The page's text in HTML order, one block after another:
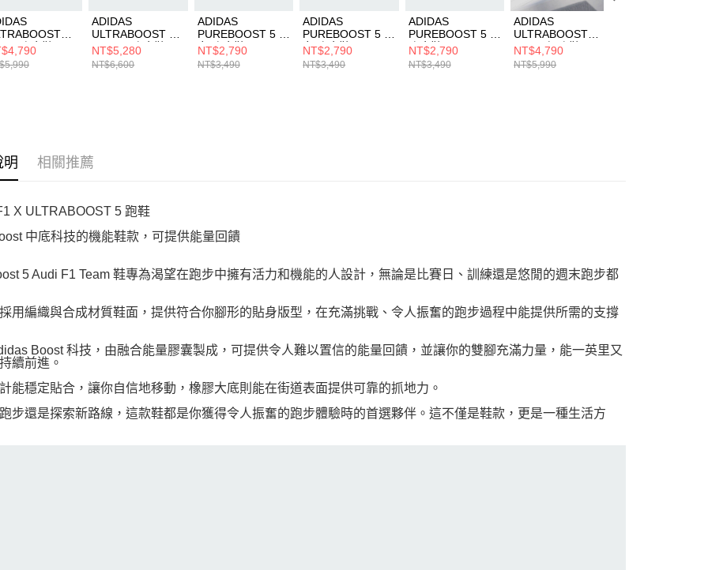
男 跑步鞋
ADIDAS
ULTRABOOST 5
GTX 男 跑步鞋
JQ6631
NT$5,280
NT$6,600
ADIDAS
PUREBOOST 5 W
女 跑步鞋 JQ6912
NT$2,790
NT$3,490
ADIDAS
PUREBOOST 5 W
女 跑步鞋 JQ6910
NT$2,790
NT$3,490
ADIDAS
PUREBOOST 5 男
跑步鞋 JQ6905
NT$2,790
NT$3,490
ADIDAS
ULTRABOOST
1.0 男 慢跑鞋
ID5935
NT$4,790
NT$5,990
明 相關推薦
X ULTRABOOST 5 跑鞋
中底科技的機能鞋款，可提供能量回饋
5 Audi F1 Team 鞋專為渴望在跑步中擁有活力和機能的人設計，無論是比賽日、訓練還是悠閒的週末跑步都
用編織與合成材質鞋面，提供符合你腳形的貼身版型，在充滿挑戰、令人振奮的跑步過程中能提供所需的支撐
Boost 科技，由融合能量膠囊製成，可提供令人難以置信的能量回饋，並讓你的雙腳充滿力量，能一英里又
續前進。
能穩定貼合，讓你自信地移動，橡膠大底則能在街道表面提供可靠的抓地力。
步還是探索新路線，這款鞋都是你獲得令人振奮的跑步體驗時的首選夥伴。這不僅是鞋款，更是一種生活方